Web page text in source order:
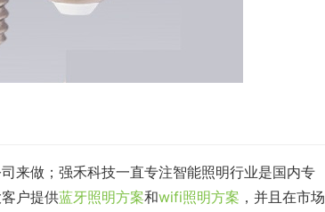
来做；强禾科技一直专注智能照明行业是国内专
户提供蓝牙照明方案和wifi照明方案 ，并且在市场